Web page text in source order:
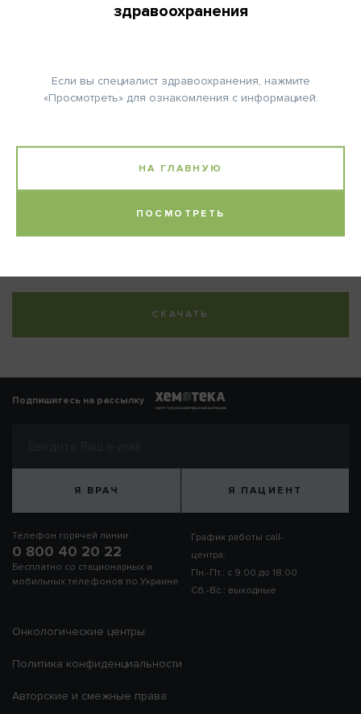
Расчет дозы Карбоплатина (формула Calvert):
СКАЧАТЬ
здравоохранения
Если вы специалист здравоохранения, нажмите
«Просмотреть» для ознакомления с информацией.
НА ГЛАВНУЮ
ПОСМОТРЕТЬ
Подпишитесь на рассылку
Я ВРАЧ Я ПАЦИЕНТ
Телефон горячей линии:
0 800 40 20 22
Бесплатно со стационарных и
мобильных телефонов по Украине
График работы call-
центра:
Пн.-Пт.: с 9:00 до 18:00
Сб.-Вс.: выходные
Онкологические центры
Политика конфиденциальности
Авторские и смежные права